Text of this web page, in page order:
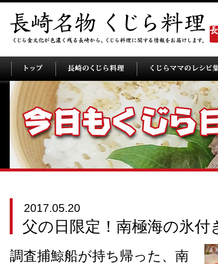
2017.05.20
父の日限定！南極海の氷付
調査捕鯨船が持ち帰った、南